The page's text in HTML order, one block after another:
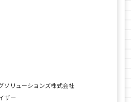
ソリューションズ株式会社
ザー